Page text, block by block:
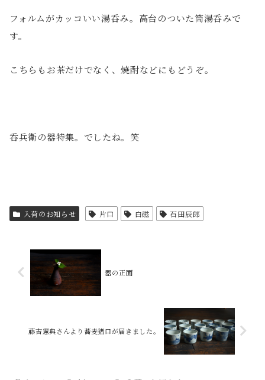
フォルムがカッコいい湯呑み。高台のついた筒湯呑みで
す。
こちらもお茶だけでなく、焼酎などにもどうぞ。
呑兵衛の器特集。でしたね。笑
入荷のお知らせ 片口 白磁 石田辰郎
器の正面
藤吉憲典さんより蕎麦猪口が届きました。